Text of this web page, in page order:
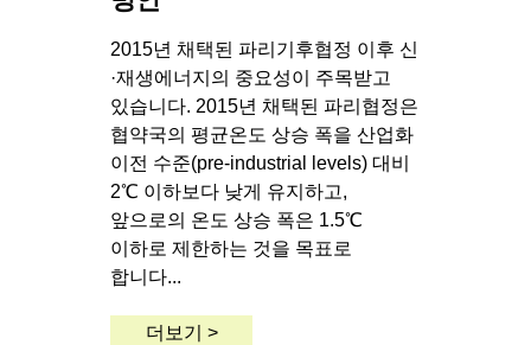
2015년 채택된 파리기후협정 이후 신
·재생에너지의 중요성이 주목받고
있습니다. 2015년 채택된 파리협정은
협약국의 평균온도 상승 폭을 산업화
이전 수준(pre-industrial levels) 대비
2℃ 이하보다 낮게 유지하고,
앞으로의 온도 상승 폭은 1.5℃
이하로 제한하는 것을 목표로
합니다...
더보기 >